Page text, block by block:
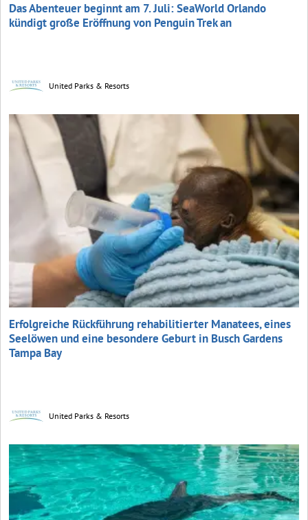
Das Abenteuer beginnt am 7. Juli: SeaWorld Orlando
kündigt große Eröffnung von Penguin Trek an
United Parks & Resorts
Erfolgreiche Rückführung rehabilitierter Manatees, eines
Seelöwen und eine besondere Geburt in Busch Gardens
Tampa Bay
United Parks & Resorts